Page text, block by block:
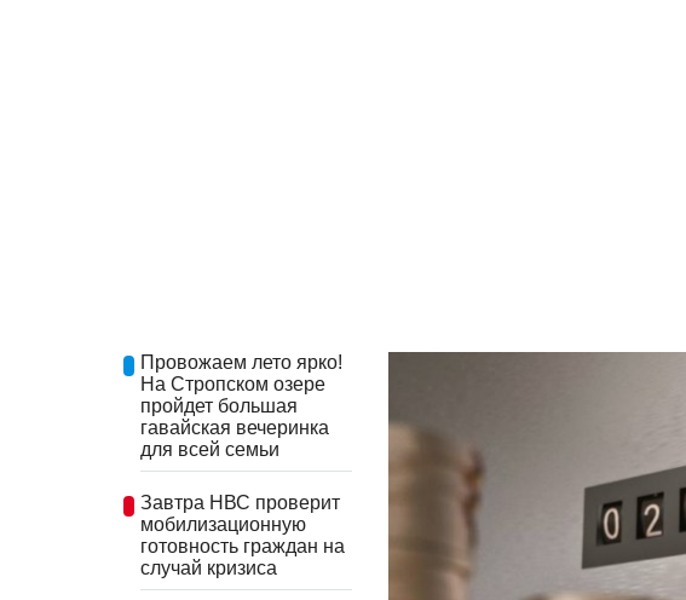
Провожаем лето ярко!
На Стропском озере
пройдет большая
гавайская вечеринка
для всей семьи
Завтра НВС проверит
мобилизационную
готовность граждан на
случай кризиса